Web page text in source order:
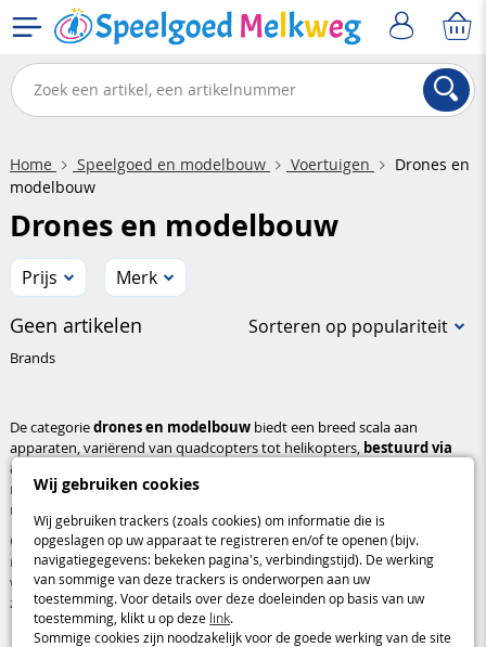
Wij gebruiken cookies
Wij gebruiken trackers (zoals cookies) om informatie die is
opgeslagen op uw apparaat te registreren en/of te openen (bijv.
navigatiegegevens: bekeken pagina's, verbindingstijd). De werking
van sommige van deze trackers is onderworpen aan uw
toestemming. Voor details over deze doeleinden op basis van uw
toestemming, klikt u op deze link.
Sommige cookies zijn noodzakelijk voor de goede werking van de site
Home Speelgoed en modelbouw Voertuigen
Drones en
modelbouw
Drones en modelbouw
Prijs Merk
Geen artikelen Sorteren op populariteit
Brands
De categoriedrones en modelbouw biedt een breed scala aan
apparaten, variërend van quadcopters tot helikopters, bestuurd via
afstandsbediening, smartphone of gebaren
modellen voor beginners, evenals meer geavanceerde drones, uitgerust
met camera's en voorzien van talrijke geavanceerde functies.
Of het nu is voor hetplezier van het vliegenof om luchtfoto's te
maken, deze drones bieden eenverrijkende ervaring die
wendbaarheid, technologie en vermaak voor alle niveaus combineert,
zowel binnen als buiten.